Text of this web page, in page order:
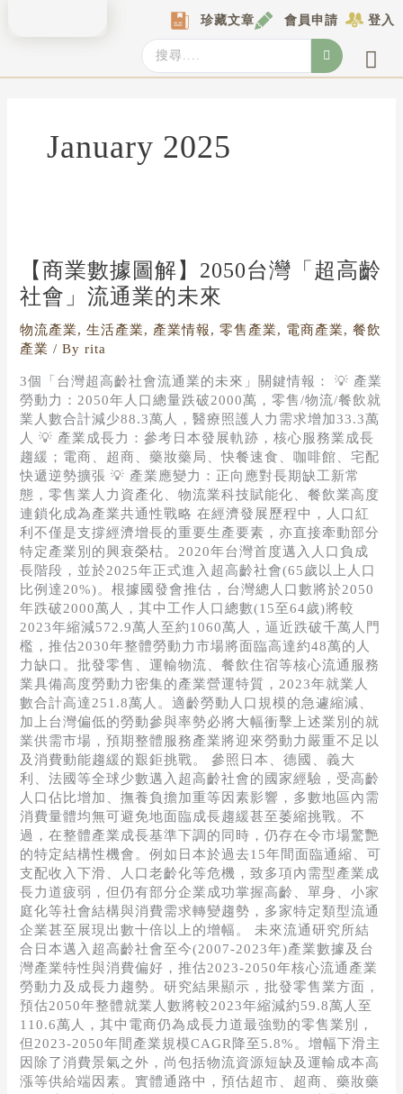
珍藏文章 會員申請 登入
Search
...
January 2025
【商業數據圖解】2050台灣「超高齡
社會」流通業的未來
物流產業,生活產業, 產業情報,零售產業, 電商產業,餐飲
產業 / Byrita
3個「台灣超高齡社會流通業的未來」關鍵情報： 💡 產業
勞動力：2050年人口總量跌破2000萬，零售/物流/餐飲就
業人數合計減少88.3萬人，醫療照護人力需求增加33.3萬
人 💡 產業成長力：參考日本發展軌跡，核心服務業成長
趨緩；電商、超商、藥妝藥局、快餐速食、咖啡館、宅配
快遞逆勢擴張 💡 產業應變力：正向應對長期缺工新常
態，零售業人力資產化、物流業科技賦能化、餐飲業高度
連鎖化成為產業共通性戰略 在經濟發展歷程中，人口紅
利不僅是支撐經濟增長的重要生產要素，亦直接牽動部分
特定產業別的興衰榮枯。2020年台灣首度邁入人口負成
長階段，並於2025年正式進入超高齡社會(65歲以上人口
比例達20%)。根據國發會推估，台灣總人口數將於2050
年跌破2000萬人，其中工作人口總數(15至64歲)將較
2023年縮減572.9萬人至約1060萬人，逼近跌破千萬人門
檻，推估2030年整體勞動力市場將面臨高達約48萬的人
力缺口。批發零售、運輸物流、餐飲住宿等核心流通服務
業具備高度勞動力密集的產業營運特質，2023年就業人
數合計高達251.8萬人。適齡勞動人口規模的急遽縮減、
加上台灣偏低的勞動參與率勢必將大幅衝擊上述業別的就
業供需市場，預期整體服務產業將迎來勞動力嚴重不足以
及消費動能趨緩的艱鉅挑戰。 參照日本、德國、義大
利、法國等全球少數邁入超高齡社會的國家經驗，受高齡
人口佔比增加、撫養負擔加重等因素影響，多數地區內需
消費量體均無可避免地面臨成長趨緩甚至萎縮挑戰。不
過，在整體產業成長基準下調的同時，仍存在令市場驚艷
的特定結構性機會。例如日本於過去15年間面臨通縮、可
支配收入下滑、人口老齡化等危機，致多項內需型產業成
長力道疲弱，但仍有部分企業成功掌握高齡、單身、小家
庭化等社會結構與消費需求轉變趨勢，多家特定類型流通
企業甚至展現出數十倍以上的增幅。 未來流通研究所結
合日本邁入超高齡社會至今(2007-2023年)產業數據及台
灣產業特性與消費偏好，推估2023-2050年核心流通產業
勞動力及成長力趨勢。研究結果顯示，批發零售業方面，
預估2050年整體就業人數將較2023年縮減約59.8萬人至
110.6萬人，其中電商仍為成長力道最強勁的零售業別，
但2023-2050年間產業規模CAGR降至5.8%。增幅下滑主
因除了消費景氣之外，尚包括物流資源短缺及運輸成本高
漲等供給端因素。實體通路中，預估超市、超商、藥妝藥
據
圖
解】
2050
台
灣
「超
高
齡
社
會」
流
通
業
的
未
來